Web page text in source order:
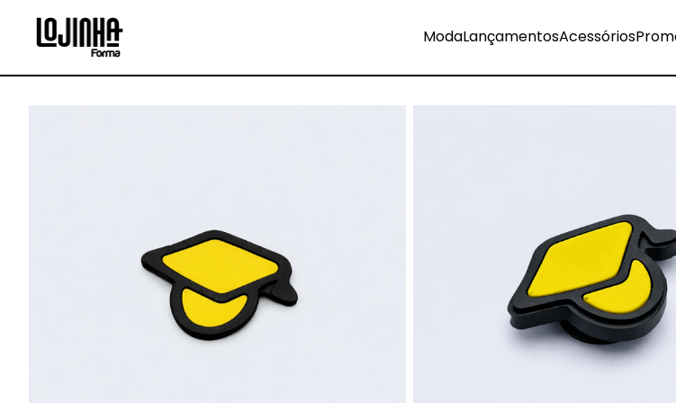
ModaLançamentosAcessórios